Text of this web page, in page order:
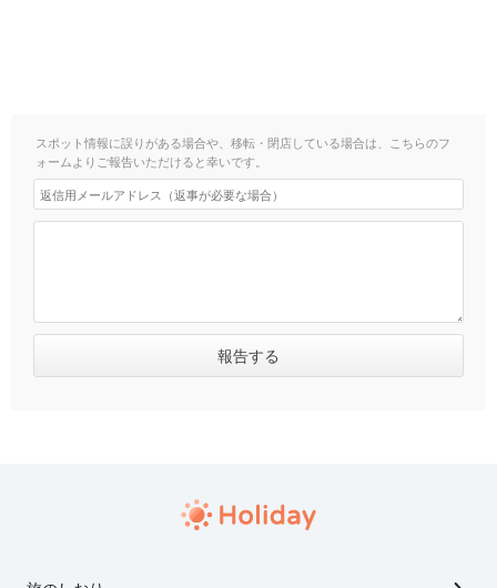
スポット情報に誤りがある場合や、移転・閉店している場合は、こちらのフ
ォームよりご報告いただけると幸いです。